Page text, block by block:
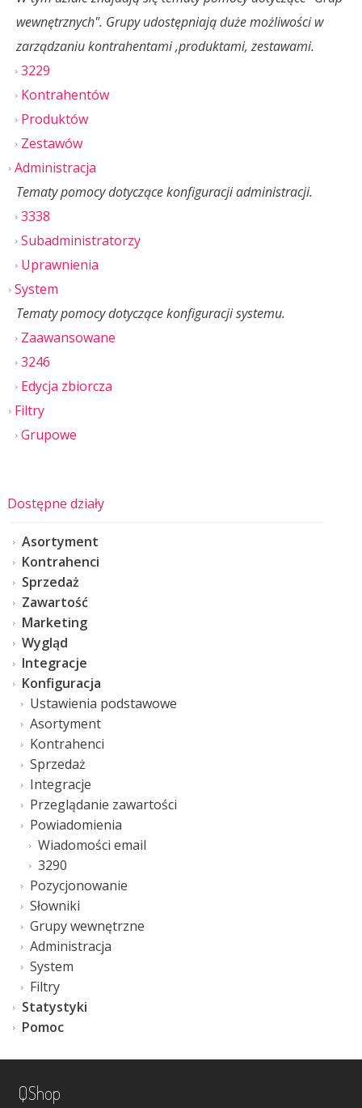
Dostępne działy
Asortyment
Kontrahenci
Sprzedaż
Zawartość
Marketing
Wygląd
Integracje
Konfiguracja
Ustawienia podstawowe
Asortyment
Kontrahenci
Sprzedaż
Integracje
Przeglądanie zawartości
Powiadomienia
Wiadomości email
3290
Pozycjonowanie
Słowniki
Grupy wewnętrzne
Administracja
System
Filtry
Statystyki
Pomoc
wewnętrznych". Grupy udostępniają duże możliwości w
zarządzaniu kontrahentami ,produktami, zestawami.
3229
Kontrahentów
Produktów
Zestawów
Administracja
Tematy pomocy dotyczące konfiguracji administracji.
3338
Subadministratorzy
Uprawnienia
System
Tematy pomocy dotyczące konfiguracji systemu.
Zaawansowane
3246
Edycja zbiorcza
Filtry
Grupowe
QShop